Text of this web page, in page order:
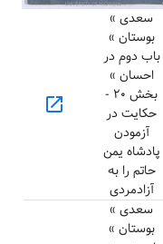
سعدی »
بوستان »
باب دوم در
احسان »
بخش ۲۰ -
حکایت در
آزمودن
پادشاه یمن
حاتم را به
آزادمردی
open_in_new
سعدی »
بوستان »